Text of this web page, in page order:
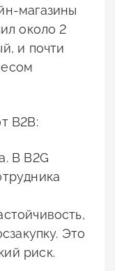
магазины
около 2
и почти
B2B:
В B2G
Это
риск.